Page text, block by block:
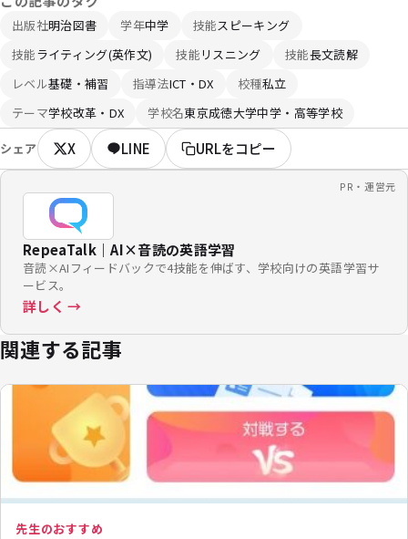
出版社明治図書 学年中学 技能スピーキング
技能ライティング(英作文) 技能 リスニング 技能長文読解
レベル基礎・補習 指導法ICT・DX 校種私立
テーマ学校改革・DX 学校名東京成徳大学中学・高等学校
シェア X LINE URLをコピー
PR・運営元
RepeaTalk｜AI×音読の英語学習
音読×AIフィードバックで4技能を伸ばす、学校向けの英語学習サ
ービス。
詳しく →
関連する記事
先生のおすすめ